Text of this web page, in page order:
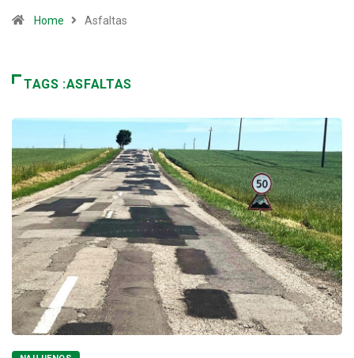
Home Asfaltas
TAGS :ASFALTAS